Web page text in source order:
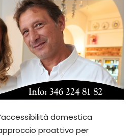
domestica
proattivo per